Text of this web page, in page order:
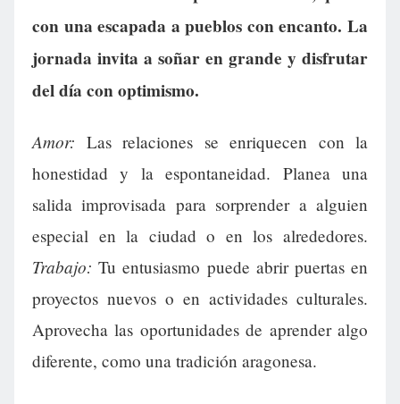
con una escapada a pueblos con encanto. La
jornada invita a soñar en grande y disfrutar
del día con optimismo.
Amor: Las relaciones se enriquecen con la
honestidad y la espontaneidad. Planea una
salida improvisada para sorprender a alguien
especial en la ciudad o en los alrededores.
Trabajo: Tu entusiasmo puede abrir puertas en
proyectos nuevos o en actividades culturales.
Aprovecha las oportunidades de aprender algo
diferente, como una tradición aragonesa.